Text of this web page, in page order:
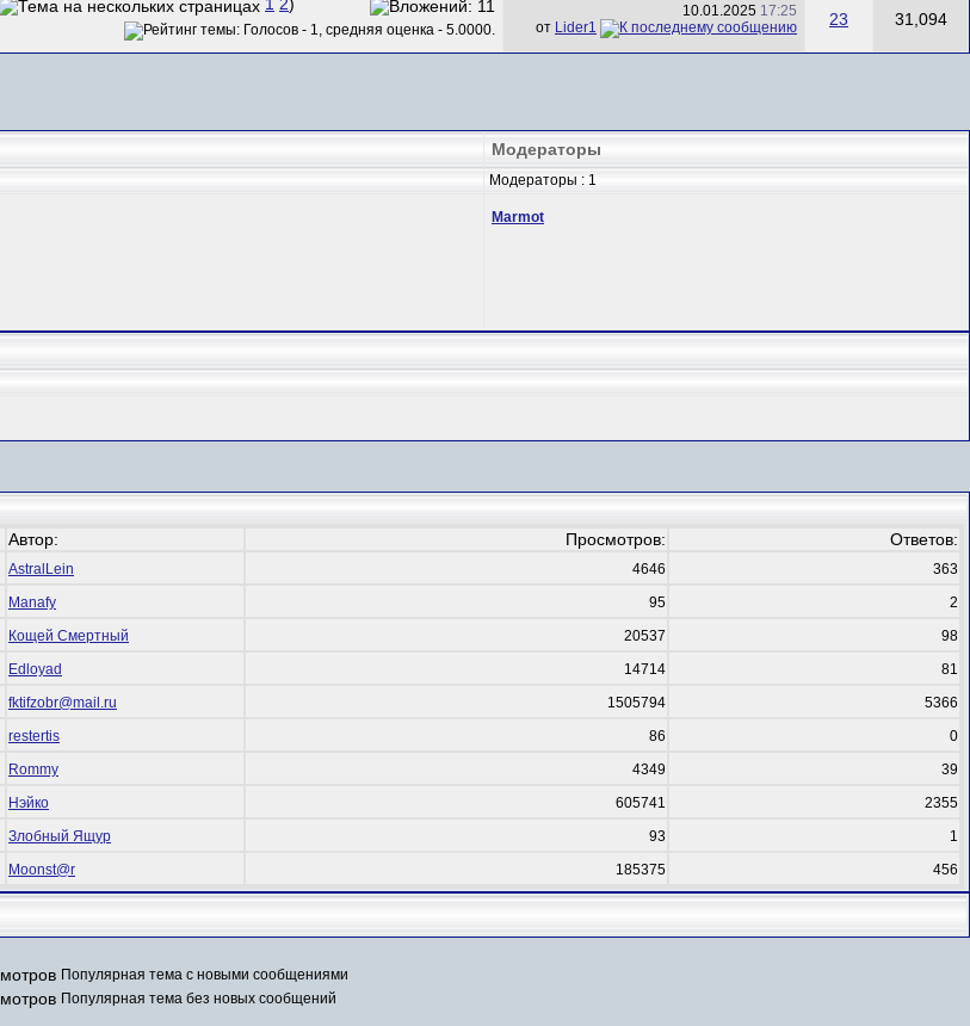
1 2) 10.01.2025 17:25
от Lider1 23 31,094
Модераторы
Модераторы : 1
Marmot
Автор: Просмотров: Ответов:
AstralLein 4646
363
Manafy 95
2
Кощей Смертный 20537
98
Edloyad 14714
81
fktifzobr@mail.ru 1505794
5366
restertis 86
0
Rommy 4349
39
Нэйко 605741
2355
Злобный Ящур 93
1
Mооnst@r 185375 456
Популярная тема с новыми сообщениями
Популярная тема без новых сообщений